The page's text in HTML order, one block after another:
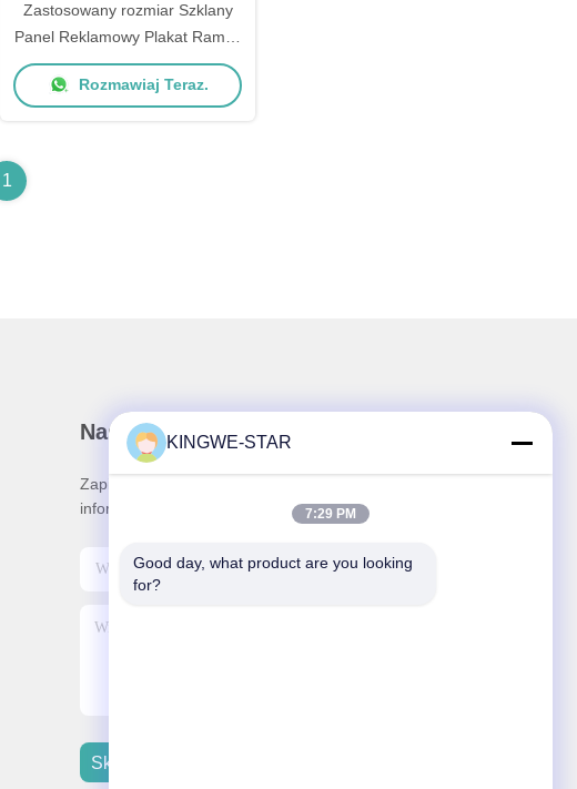
Zastosowany rozmiar Szklany
Panel Reklamowy Plakat Ramka
Led A4 Light Box
Rozmawiaj Teraz.
1
Nasz biuletyn
Zapisz się do naszego biuletynu z rabatami i innymi
informacjami.
Skontaktuj Się Z Nami
KINGWE-STAR
7:29 PM
Good day, what product are you looking
for?